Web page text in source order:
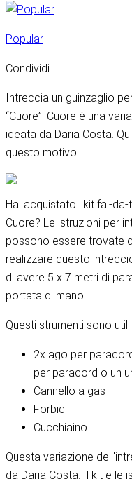
Popular
Condividi
Intreccia un guinzaglio
“Cuore”. Cuore è una
ideata da Daria Costa.
questo motivo.
Hai acquistato il kit fai-da-
Cuore? Le istruzioni per
possono essere trovate
realizzare questo
di avere 5 x 7 metri di
portata di mano.
Questi strumenti sono
2x ago per
per paracord o un
Cannello a gas
Forbici
Cucchiaino
Questa variazione
da Daria Costa. Il kit e le